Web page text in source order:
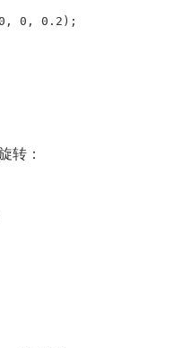
0, 0.2);
转：